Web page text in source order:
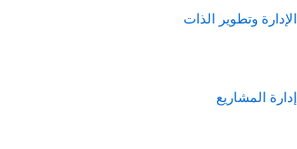
الإدارة وتطوير الذات
إدارة المشاريع